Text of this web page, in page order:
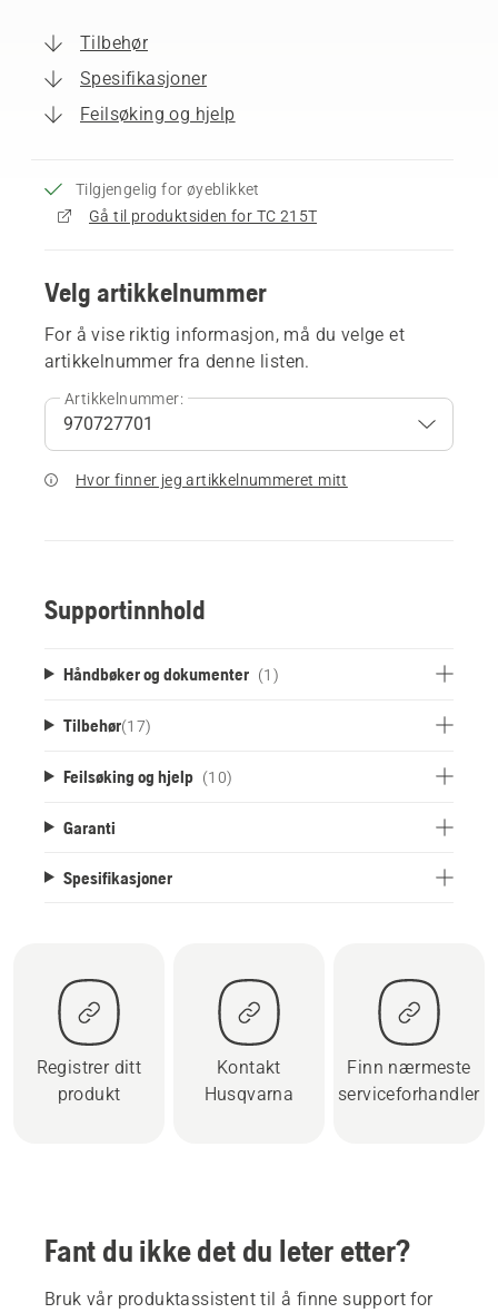
Tilbehør
Spesifikasjoner
Feilsøking og hjelp
Tilgjengelig for øyeblikket
Gå til produktsiden for TC 215T
Velg artikkelnummer
For å vise riktig informasjon, må du velge et
artikkelnummer fra denne listen.
Artikkelnummer:
Hvor finner jeg artikkelnummeret mitt
Supportinnhold
Håndbøker og dokumenter (1)
Tilbehør(17)
Feilsøking og hjelp (10)
Garanti
Spesifikasjoner
Registrer ditt
produkt
Kontakt
Husqvarna
Finn nærmeste
serviceforhandler
Fant du ikke det du leter etter?
Bruk vår produktassistent til å finne support for